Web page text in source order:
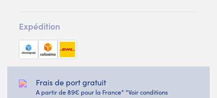
Expédition
Frais de port gratuit
A partir de 89€ pour la France* *Voir conditions